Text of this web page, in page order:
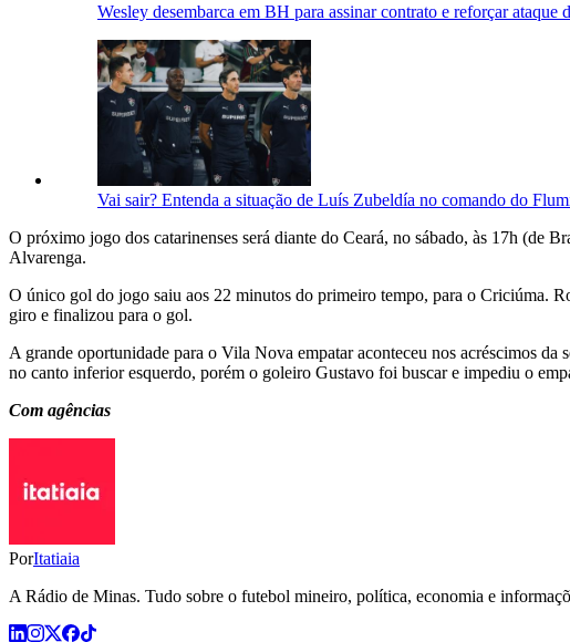
Wesley desembarca em BH para assinar contrato e reforçar ataque
Vai sair? Entenda a situação de Luís Zubeldía no comando do
O próximo jogo dos catarinenses será diante do Ceará, no sábado, às 17h
Alvarenga.
O único gol do jogo saiu aos 22 minutos do primeiro tempo, para o Criciúma.
giro e finalizou para o gol.
A grande oportunidade para o Vila Nova empatar aconteceu nos acréscimos
no canto inferior esquerdo, porém o goleiro Gustavo foi buscar e impediu o
Com agências
PorItatiaia
A Rádio de Minas. Tudo sobre o futebol mineiro, política, economia e